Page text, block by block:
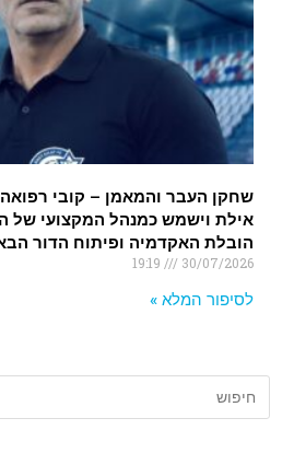
שחקן העבר והמאמן – קובי
אילת וישמש כמנהל המקצועי של
הובלת האקדמיה ופיתוח הדור
30/07/2026
לסיפור המלא »